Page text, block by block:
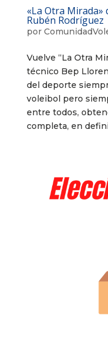
«La Otra
Rubén Rodríguez
por
Vuelve “La Otra
técnico Bep
del deporte
voleibol pero
entre todos,
completa, en